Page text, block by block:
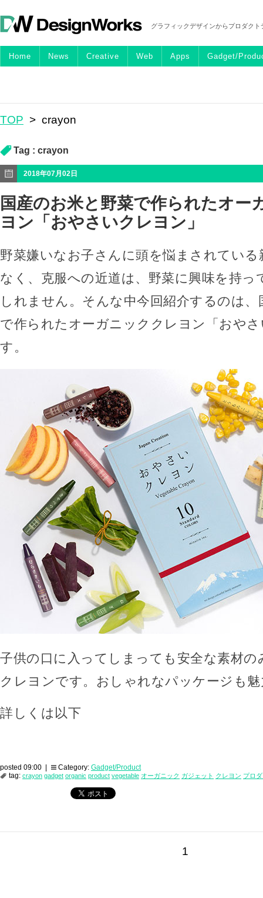
グラフィックデザインからプロダク
Home News Creative Web Apps Gadget/
TOP > crayon
Tag : crayon
2018年07月02日
国産のお米と野菜で作られたオー
ヨン「おやさいクレヨン」
野菜嫌いなお子さんに頭を悩まされてい
なく、克服への近道は、野菜に興味を持っ
しれません。そんな中今回紹介するのは、
で作られたオーガニッククレヨン「おや
す。
子供の口に入ってしまっても安全な素材
クレヨンです。おしゃれなパッケージも
詳しくは以下
posted 09:00 | Category: Gadget/Product
tag: crayon gadget organic product vegetable オーガニック ガジェット クレヨン プロ
1